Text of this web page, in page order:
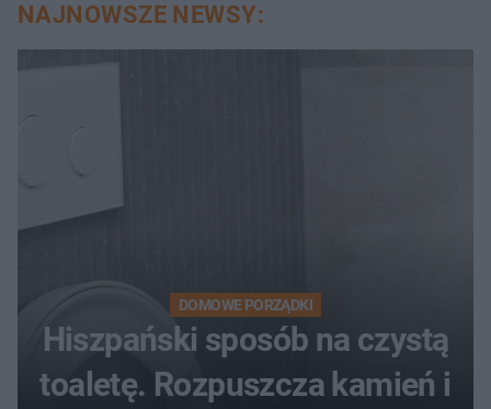
NAJNOWSZE NEWSY:
DOMOWE PORZĄDKI
Hiszpański sposób na czystą
toaletę. Rozpuszcza kamień i